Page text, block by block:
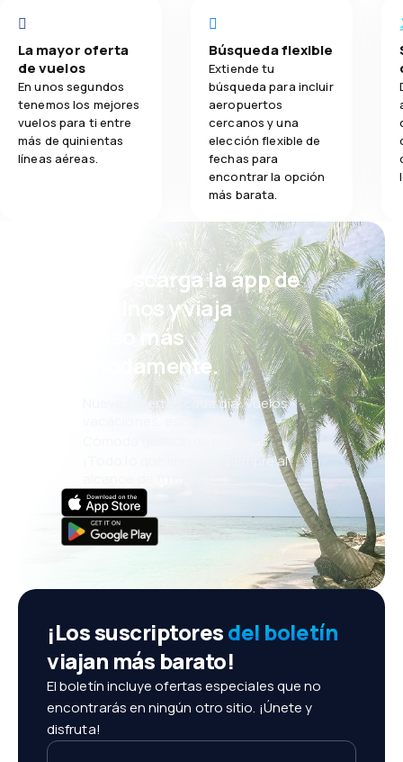
La mayor oferta
de vuelos
En unos segundos
tenemos los mejores
vuelos para ti entre
más de quinientas
líneas aéreas.
Búsqueda flexible
Extiende tu
búsqueda para incluir
aeropuertos
cercanos y una
elección flexible de
fechas para
encontrar la opción
más barata.
¡Eh! Descarga la app de
eDestinos y viaja
incluso más
cómodamente.
Nuevas ofertas cada día: vuelos,
vacaciones, escapadas
Cómoda gestión de reservas
¡Todo lo que importa, siempre al
¡Los suscriptoresdel boletín
viajan más barato!
El boletín incluye ofertas especiales que no
encontrarás en ningún otro sitio. ¡Únete y
disfruta!
Tu dirección de email